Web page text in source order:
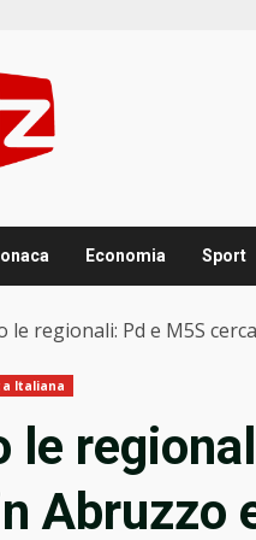
Economia Sport
le regionali: Pd e M5S
Italiana
le
Abruzzo